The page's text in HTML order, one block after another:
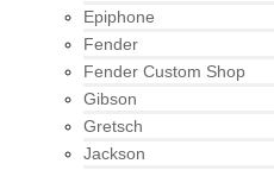
Epiphone
Fender
Fender Custom Shop
Gibson
Gretsch
Jackson